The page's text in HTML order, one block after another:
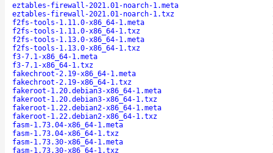
eztables-firewall-2021.01-noarch-1.meta
eztables-firewall-2021.01-noarch-1.txz
f2fs-tools-1.11.0-x86_64-1.meta
f2fs-tools-1.11.0-x86_64-1.txz
f2fs-tools-1.13.0-x86_64-1.meta
f2fs-tools-1.13.0-x86_64-1.txz
f3-7.1-x86_64-1.meta
f3-7.1-x86_64-1.txz
fakechroot-2.19-x86_64-1.meta
fakechroot-2.19-x86_64-1.txz
fakeroot-1.20.debian3-x86_64-1.meta
fakeroot-1.20.debian3-x86_64-1.txz
fakeroot-1.22.debian2-x86_64-1.meta
fakeroot-1.22.debian2-x86_64-1.txz
fasm-1.73.04-x86_64-1.meta
fasm-1.73.04-x86_64-1.txz
fasm-1.73.30-x86_64-1.meta
fasm-1.73.30-x86_64-1.txz